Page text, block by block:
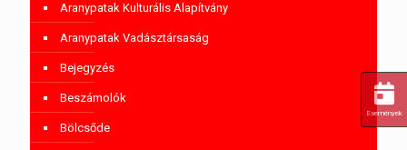
Aranypatak Kulturális Alapítvány
Aranypatak Vadásztársaság
Bejegyzés
Beszámolók
Bölcsőde
Események